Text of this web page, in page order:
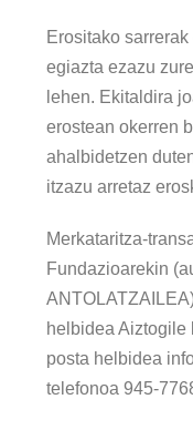
Erositako
egiazta ezazu
lehen. Ekitaldira
erostean okerren
ahalbidetzen
itzazu arretaz
Merkataritza-
Fundazioarekin
helbidea Aiztogile
posta helbidea
telefonoa 945-